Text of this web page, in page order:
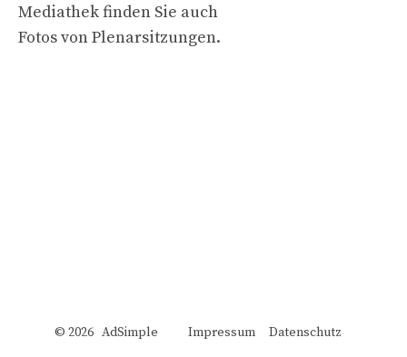
Mediathek finden Sie auch
Fotos von Plenarsitzungen.
© 2026 AdSimple Impressum Datenschutz